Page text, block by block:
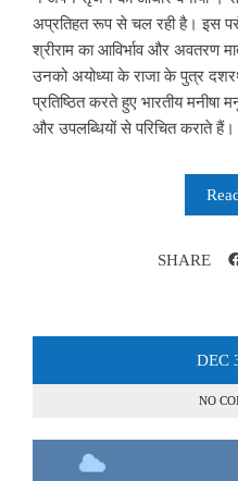
अप्रतिहत रूप से चल रही है। इस
श्रीराम का आविर्भाव और अवतरण
उनको अयोध्या के राजा के पुत्र
प्रतिष्ठित करते हुए भारतीय मनीषा
और उपलब्धियों से परिचित कराते
SHARE
DEC
NO